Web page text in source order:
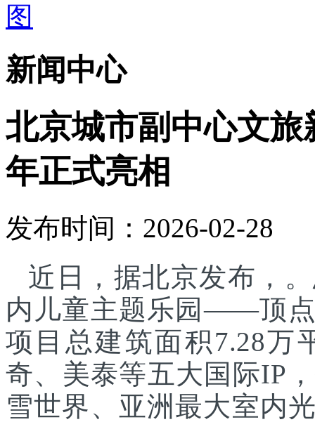
新闻中心
北京城市副中心文
年正式亮相
发布时间：2026-02-28
近日，据北京发布，
内儿童主题乐园——顶
项目总建筑面积7.28万
奇、美泰等五大国际IP
雪世界、亚洲最大室内